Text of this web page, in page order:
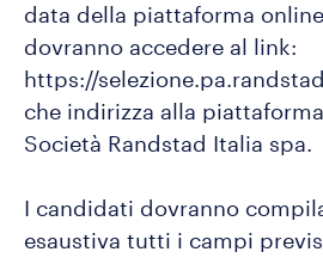
data della piattaforma
dovranno accedere al link:
https://
che indirizza alla
Società Randstad Italia spa.
I candidati dovranno
esaustiva tutti i campi